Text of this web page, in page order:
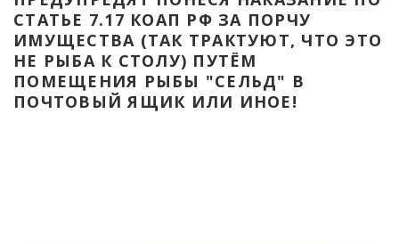
СТАТЬЕ 7.17 КОАП РФ ЗА ПОРЧУ
ИМУЩЕСТВА (ТАК ТРАКТУЮТ, ЧТО ЭТО
НЕ РЫБА К СТОЛУ) ПУТЁМ
ПОМЕЩЕНИЯ РЫБЫ "СЕЛЬД" В
ПОЧТОВЫЙ ЯЩИК ИЛИ ИНОЕ!